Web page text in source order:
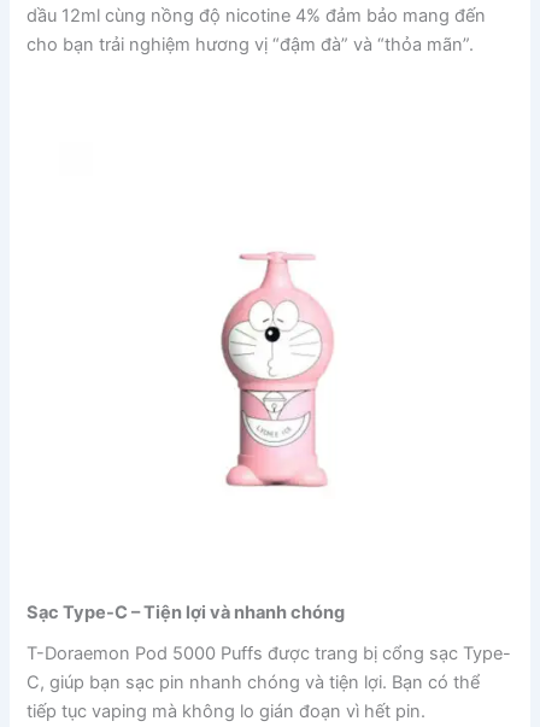
dầu 12ml cùng nồng độ nicotine 4% đảm bảo mang đến
cho bạn trải nghiệm hương vị “đậm đà” và “thỏa mãn”.
Sạc Type-C – Tiện lợi và nhanh chóng
T-Doraemon Pod 5000 Puffs được trang bị cổng sạc Type-
C, giúp bạn sạc pin nhanh chóng và tiện lợi. Bạn có thể
tiếp tục vaping mà không lo gián đoạn vì hết pin.